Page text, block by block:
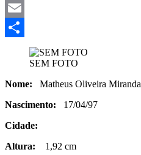
Mastodon
Email
SEM FOTO
Nome:
Matheus Oliveira Miranda
Nascimento: 17/04/97
Cidade:
Altura: 1,92 cm